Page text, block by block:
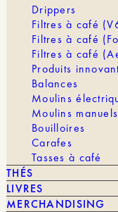
Drippers
Filtres à café
Filtres à café
Filtres à café
Produits
Balances
Moulins
Moulins manuels
Bouilloires
Carafes
Tasses à café
THÉS
LIVRES
MERCHANDISING
7,00€
MARQUE